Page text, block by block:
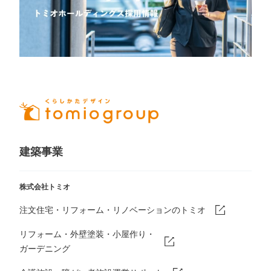
建築事業
株式会社トミオ
注文住宅・リフォーム・リノベーションのトミオ
リフォーム・外壁塗装・小屋作り・
ガーデニング